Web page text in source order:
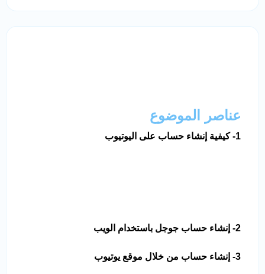
عناصر الموضوع
1- كيفية إنشاء حساب على اليوتيوب
2- إنشاء حساب جوجل باستخدام الويب
3- إنشاء حساب من خلال موقع يوتيوب